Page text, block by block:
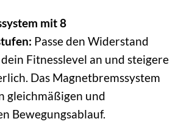
mit 8
Passe den Widerstand
Fitnesslevel an und steigere
Das Magnetbremssystem
gleichmäßigen und
Bewegungsablauf.